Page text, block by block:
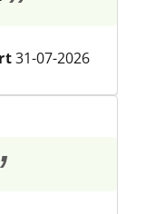
31-07-2026